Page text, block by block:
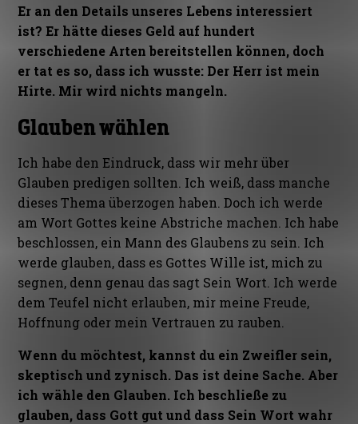
Er an den Details unseres Lebens interessiert
ist? Er hätte dieses Geld auf hundert
verschiedene Arten bereitstellen können, doch
er tat es so, dass ich wusste: Der Herr ist mein
Hirte. Mir wird nichts mangeln.
Glauben wählen
Ich habe den Eindruck, dass wir mehr über
Glauben predigen sollten. Ich weiß, dass manche
dieses Thema überzogen haben. Doch ich werde
am Wort Gottes keine Abstriche machen. Ich habe
beschlossen, ein Mann des Glaubens zu sein. Ich
werde glauben, dass es Gottes Wille ist, mich zu
segnen, denn genau das sagt Sein Wort. Ich werde
dem Teufel nicht erlauben, mir meine Freude,
Hoffnung oder mein Vertrauen zu rauben.
Wenn du möchtest, kannst du ein Zweifler sein,
skeptisch und zynisch. Das ist deine Sache. Aber
ich wähle den Glauben. Ich beschließe zu
glauben, dass Gott gut und dass Sein Wort wahr